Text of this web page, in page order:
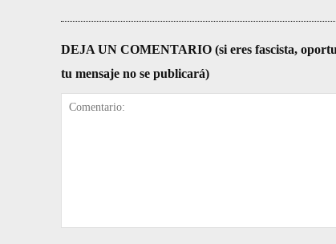
DEJA UN COMENTARIO (si eres fascista,
tu mensaje no se publicará)